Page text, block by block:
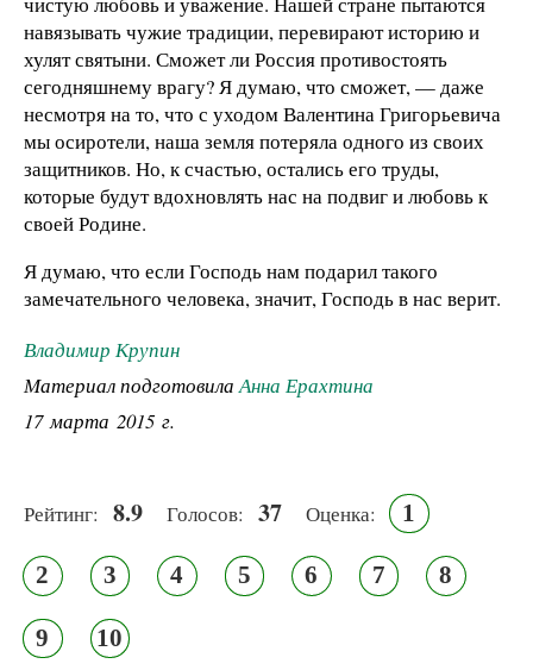
навязывать чужие традиции, перевирают историю и
хулят святыни. Сможет ли Россия противостоять
сегодняшнему врагу? Я думаю, что сможет, — даже
несмотря на то, что с уходом Валентина Григорьевича
мы осиротели, наша земля потеряла одного из своих
защитников. Но, к счастью, остались его труды,
которые будут вдохновлять нас на подвиг и любовь к
своей Родине.
Я думаю, что если Господь нам подарил такого
замечательного человека, значит, Господь в нас верит.
Владимир Крупин
Материал подготовилаАнна Ерахтина
17 марта 2015 г.
Рейтинг: 8.9 Голосов: 37 Оценка: 1
2 3 4 5 6 7 8
9 10